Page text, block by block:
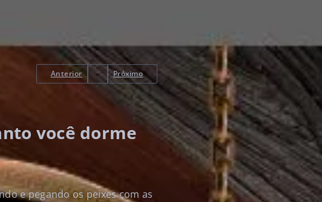
Anterior Próximo
você dorme
e pegando os peixes com as